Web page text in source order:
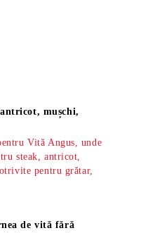
mușchi,
Vită Angus, unde
steak, antricot,
pentru grătar,
de vită fără